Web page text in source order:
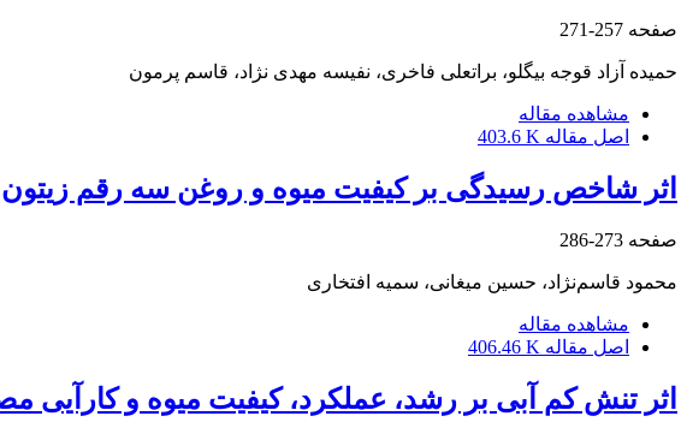
صفحه 257-271
حمیده آزاد قوجه بیگلو، براتعلی فاخری، نفیسه مهدی نژاد، قاسم پرمون
مشاهده مقاله
اصل مقاله 403.6 K
اثر شاخص رسیدگی بر کیفیت میوه و روغن سه رقم زیتون
صفحه 273-286
محمود قاسم‌نژاد، حسین میغانی، سمیه افتخاری
مشاهده مقاله
اصل مقاله 406.46 K
اثر تنش کم آبی بر رشد، عملکرد، کیفیت میوه و